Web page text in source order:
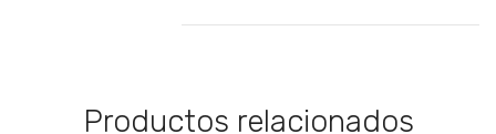
Productos relacionados